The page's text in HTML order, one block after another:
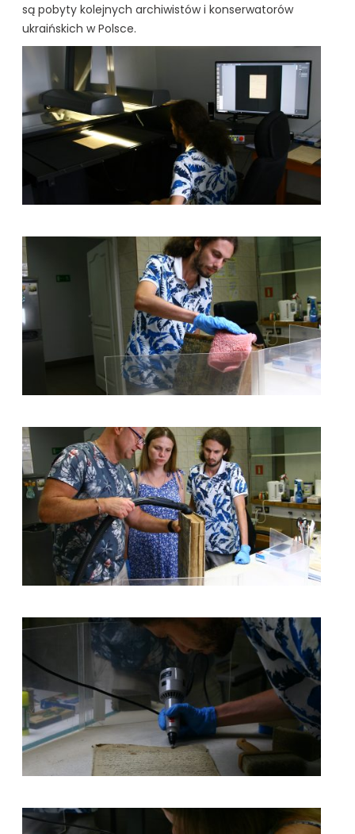
są pobyty kolejnych archiwistów i konserwatorów
ukraińskich w Polsce.
kliknięcie spowoduje powiększenie zdjęcia w galerii
kliknięcie spowoduje powiększenie zdjęcia w galerii
kliknięcie spowoduje powiększenie zdjęcia w galerii
kliknięcie spowoduje powiększenie zdjęcia w galerii
kliknięcie spowoduje powiększenie zdjęcia w galerii